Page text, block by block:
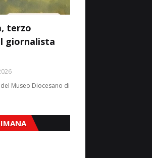
terzo
giornalista
Museo Diocesano di